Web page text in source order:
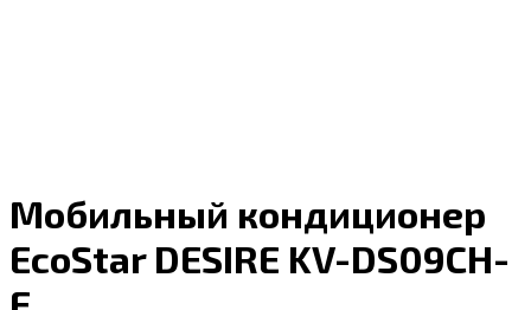
Мобильный кондиционер
EcoStar DESIRE KV-DS09CH-